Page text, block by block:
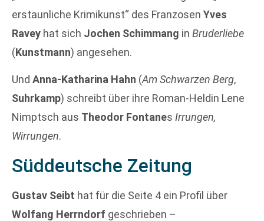
erstaunliche Krimikunst“ des Franzosen Yves
Ravey hat sich Jochen Schimmang in Bruderliebe
(Kunstmann) angesehen.
Und Anna-Katharina Hahn (Am Schwarzen Berg,
Suhrkamp) schreibt über ihre Roman-Heldin Lene
Nimptsch aus Theodor Fontanes Irrungen,
Wirrungen.
Süddeutsche Zeitung
Gustav Seibt hat für die Seite 4 ein Profil über
Wolfang Herrndorf geschrieben –